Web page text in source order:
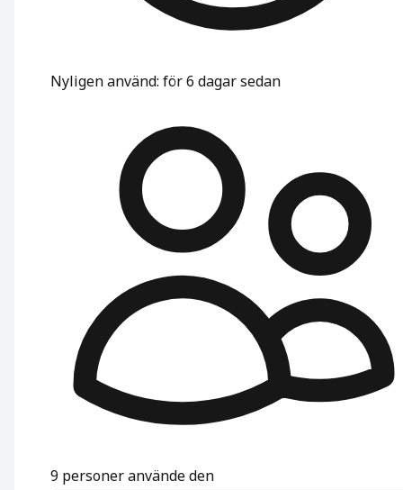
Nyligen använd: för 6 dagar sedan
9 personer använde den